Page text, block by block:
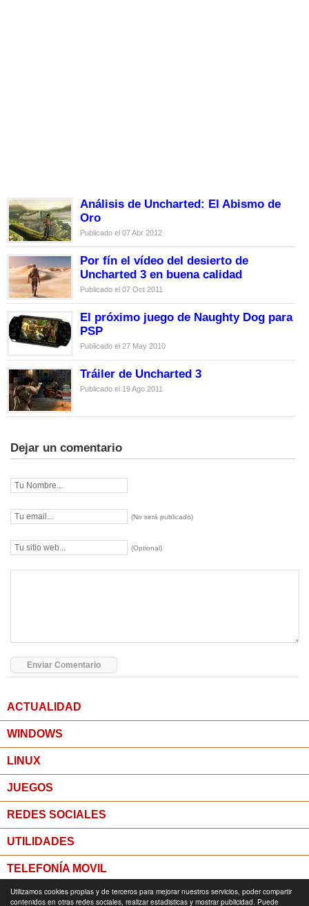
Utilizamos cookies propias y de terceros para mejorar nuestros servicios, poder compartir
contenidos en otras redes sociales, realizar estadisticas y mostrar publicidad. Puede
Análisis de Uncharted: El Abismo de
Oro
Publicado el 07 Abr 2012
Por fín el vídeo del desierto de
Uncharted 3 en buena calidad
Publicado el 07 Oct 2011
El próximo juego de Naughty Dog para
PSP
Publicado el 27 May 2010
Tráiler de Uncharted 3
Publicado el 19 Ago 2011
Dejar un comentario
(No será publicado)
(Optional)
ACTUALIDAD
WINDOWS
LINUX
JUEGOS
REDES SOCIALES
UTILIDADES
TELEFONÍA MOVIL
MICROPOST